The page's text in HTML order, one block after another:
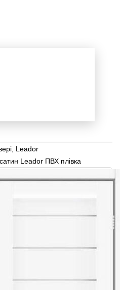
Leador
Leador ПВХ плівка